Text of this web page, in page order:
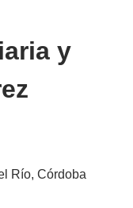
y
Río, Córdoba